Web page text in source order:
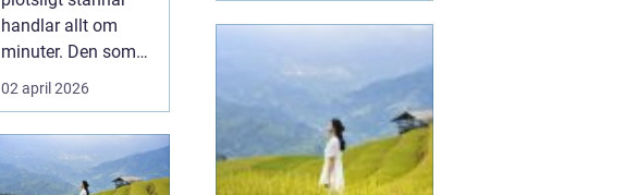
handlar allt om
minuter. Den som
då vågar agera,
larma och påbörja
...
02 april 2026
ytlig. Samtidigt kan
omgivningen tycka at...